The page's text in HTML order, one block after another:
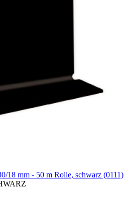
18 mm - 50 m Rolle, schwarz (0111)